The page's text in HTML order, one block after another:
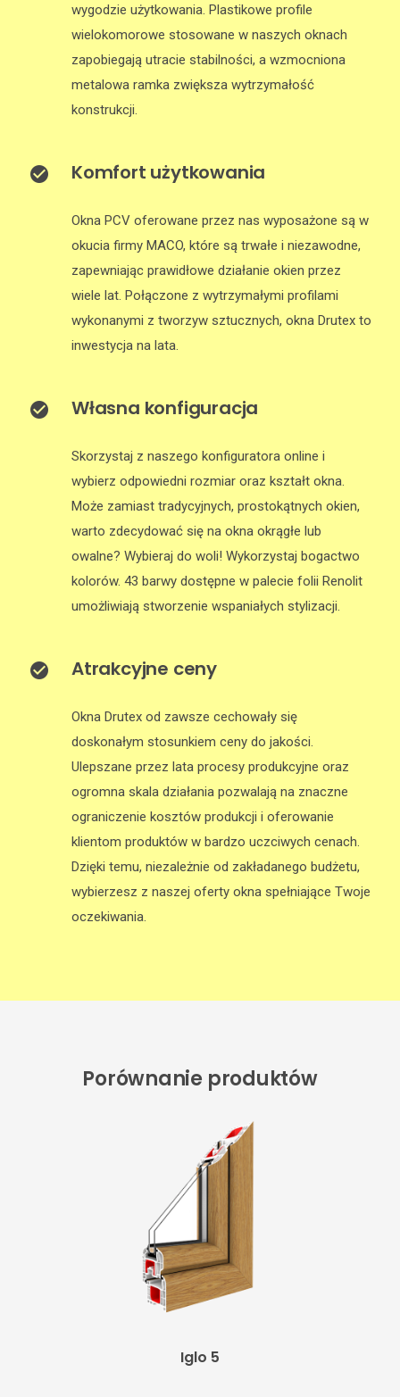
wygodzie użytkowania. Plastikowe profile
wielokomorowe stosowane w naszych oknach
zapobiegają utracie stabilności, a wzmocniona
metalowa ramka zwiększa wytrzymałość
konstrukcji.
Komfort użytkowania
Okna PCV oferowane przez nas wyposażone są w
okucia firmy MACO, które są trwałe i niezawodne,
zapewniając prawidłowe działanie okien przez
wiele lat. Połączone z wytrzymałymi profilami
wykonanymi z tworzyw sztucznych, okna Drutex to
inwestycja na lata.
Własna konfiguracja
Skorzystaj z naszego konfiguratora online i
wybierz odpowiedni rozmiar oraz kształt okna.
Może zamiast tradycyjnych, prostokątnych okien,
warto zdecydować się na okna okrągłe lub
owalne? Wybieraj do woli! Wykorzystaj bogactwo
kolorów. 43 barwy dostępne w palecie folii Renolit
umożliwiają stworzenie wspaniałych stylizacji.
Atrakcyjne ceny
Okna Drutex od zawsze cechowały się
doskonałym stosunkiem ceny do jakości.
Ulepszane przez lata procesy produkcyjne oraz
ogromna skala działania pozwalają na znaczne
ograniczenie kosztów produkcji i oferowanie
klientom produktów w bardzo uczciwych cenach.
Dzięki temu, niezależnie od zakładanego budżetu,
wybierzesz z naszej oferty okna spełniające Twoje
oczekiwania.
Porównanie produktów
Iglo 5